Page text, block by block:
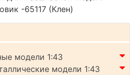
-65117 (Клен)
модели 1:43
модели 1:43